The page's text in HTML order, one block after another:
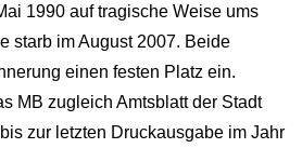
1990 auf tragische Weise ums
starb im August 2007. Beide
einen festen Platz ein.
MB zugleich Amtsblatt der Stadt
zur letzten Druckausgabe im Jahr